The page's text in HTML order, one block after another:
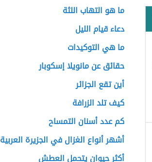
ما هو التهاب اللثة
دعاء قيام الليل
ما هي التوكيدات
حقائق عن مانويلا إسكوبار
أين تقع الجزائر
كيف تلد الزرافة
كم عدد أسنان التمساح
أشهر أنواع الغزال في الجزيرة العربية
أكثر حيوان يتحمل العطش